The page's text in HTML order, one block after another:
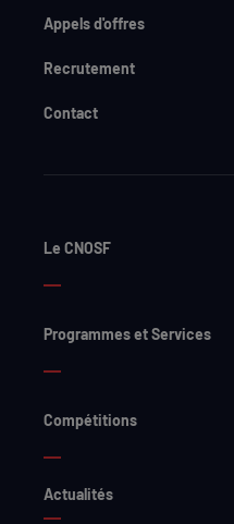
Appels d'offres
Recrutement
Contact
Le CNOSF
Programmes et Services
Compétitions
Actualités